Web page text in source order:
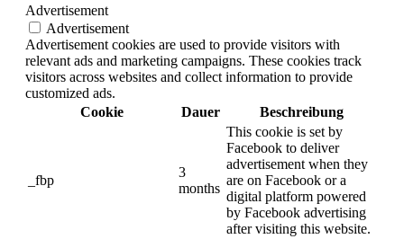
Advertisement
Advertisement
Advertisement cookies are used to provide visitors with
relevant ads and marketing campaigns. These cookies track
visitors across websites and collect information to provide
customized ads.
Cookie
Dauer Beschreibung
_fbp
3
months
This cookie is set by
Facebook to deliver
advertisement when they
are on Facebook or a
digital platform powered
by Facebook advertising
after visiting this website.